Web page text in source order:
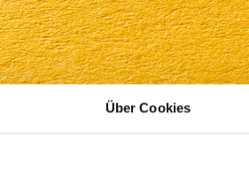
Über Cookies